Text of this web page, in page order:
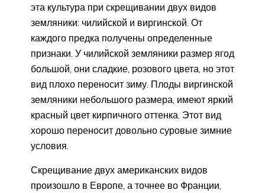
эта культура при скрещивании двух видов
земляники: чилийской и виргинской. От
каждого предка получены определенные
признаки. У чилийской земляники размер ягод
большой, они сладкие, розового цвета, но этот
вид плохо переносит зиму. Плоды виргинской
земляники небольшого размера, имеют яркий
красный цвет кирпичного оттенка. Этот вид
хорошо переносит довольно суровые зимние
условия.
Скрещивание двух американских видов
произошло в Европе, а точнее во Франции,